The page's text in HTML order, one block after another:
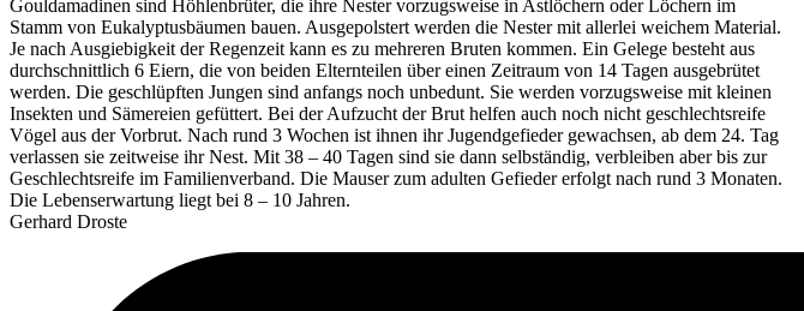
Gouldamadinen sind Höhlenbrüter, die ihre Nester vorzugsweise in Astlöchern oder Löchern im
Stamm von Eukalyptusbäumen bauen. Ausgepolstert werden die Nester mit allerlei weichem Material.
Je nach Ausgiebigkeit der Regenzeit kann es zu mehreren Bruten kommen. Ein Gelege besteht aus
durchschnittlich 6 Eiern, die von beiden Elternteilen über einen Zeitraum von 14 Tagen ausgebrütet
werden. Die geschlüpften Jungen sind anfangs noch unbedunt. Sie werden vorzugsweise mit kleinen
Insekten und Sämereien gefüttert. Bei der Aufzucht der Brut helfen auch noch nicht geschlechtsreife
Vögel aus der Vorbrut. Nach rund 3 Wochen ist ihnen ihr Jugendgefieder gewachsen, ab dem 24. Tag
verlassen sie zeitweise ihr Nest. Mit 38 – 40 Tagen sind sie dann selbständig, verbleiben aber bis zur
Geschlechtsreife im Familienverband. Die Mauser zum adulten Gefieder erfolgt nach rund 3 Monaten.
Die Lebenserwartung liegt bei 8 – 10 Jahren.
Gerhard Droste